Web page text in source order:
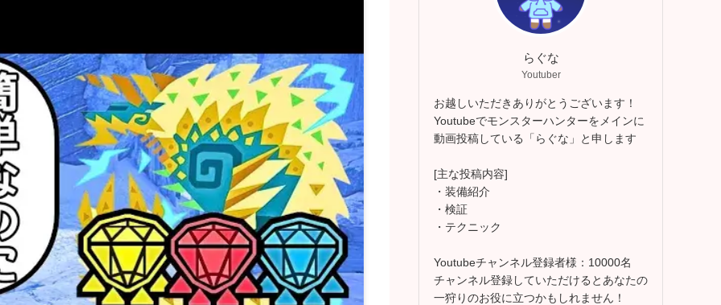
らぐな
Youtuber
お越しいただきありがとうございます！
Youtubeでモンスターハンターをメインに
動画投稿している「らぐな」と申します
[主な投稿内容]
・装備紹介
・検証
・テクニック
Youtubeチャンネル登録者様：10000名
チャンネル登録していただけるとあなたの
一狩りのお役に立つかもしれません！